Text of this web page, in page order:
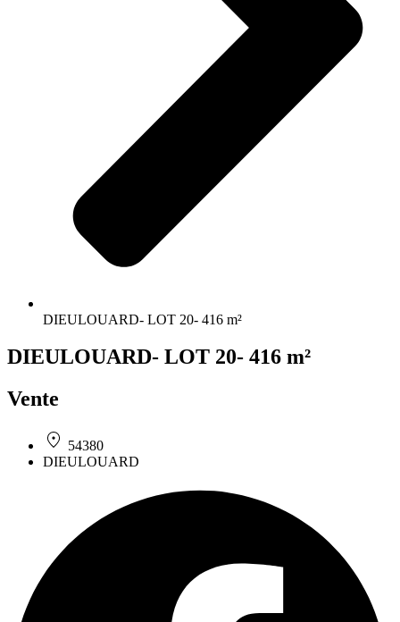
DIEULOUARD- LOT 20- 416 m²
DIEULOUARD- LOT 20- 416 m²
Vente
54380
DIEULOUARD